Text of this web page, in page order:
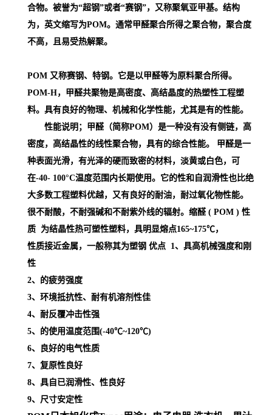
合物。被誉为“超钢”或者“赛钢”，又称聚氧亚甲基。结构
为，英文缩写为POM。通常甲醛聚合所得之聚合物，聚合度
不高，且易受热解聚。
POM 又称赛钢、特钢。它是以甲醛等为原料聚合所得。
POM-H，甲醛共聚物是高密度、高结晶度的热塑性工程塑
料。具有良好的物理、机械和化学性能，尤其是有的性能。
性能说明；甲醛（简称POM）是一种没有没有侧链，高
密度，高结晶性的线性聚合物，具有的综合性能。 甲醛是一
种表面光滑，有光泽的硬而致密的材料，淡黄或白色，可
在-40- 100°C温度范围内长期使用。它的性和自润滑性也比绝
大多数工程塑料优越，又有良好的耐油，耐过氧化物性能。
很不耐酸，不耐强碱和不耐紫外线的辐射。缩醛 ( POM ) 性
质 为结晶性热可塑性塑料，具明显熔点165~175℃，
性质接近金属，一般称其为塑钢 优点 1、具高机械强度和刚
性
2、的疲劳强度
3、环境抵抗性、耐有机溶剂性佳
4、耐反覆冲击性强
5、的使用温度范围(-40℃~120℃)
6、良好的电气性质
7、复原性良好
8、具自已润滑性、性良好
9、尺寸安定性